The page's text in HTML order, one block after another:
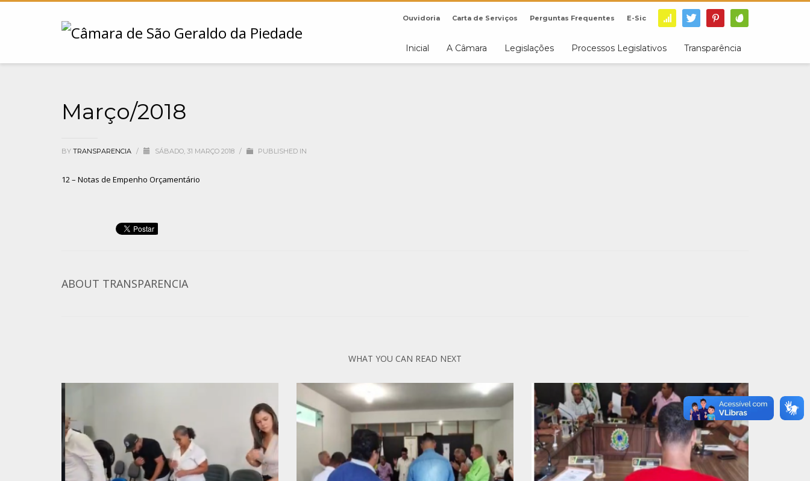
Ouvidoria Carta de Serviços Perguntas Frequentes E-Sic
Inicial A Câmara Legislações Processos Legislativos Transparência
Março/2018
BY TRANSPARENCIA / SÁBADO, 31 MARÇO 2018 / PUBLISHED IN
12 – Notas de Empenho Orçamentário
ABOUT TRANSPARENCIA
WHAT YOU CAN READ NEXT